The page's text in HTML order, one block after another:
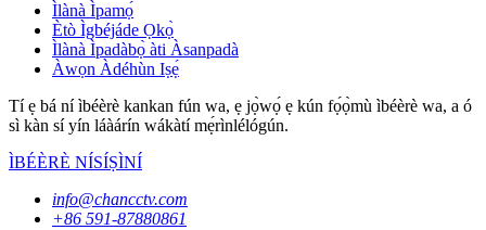
Ìlànà Ìpamọ́
Ètò Ìgbéjáde Ọkọ̀
Ìlànà Ìpadàbọ̀ àti Àsanpadà
Àwọn Àdéhùn Iṣẹ́
Tí ẹ bá ní ìbéèrè kankan fún wa, ẹ jọ̀wọ́ ẹ kún fọ́ọ̀mù ìbéèrè wa, a ó
sì kàn sí yín láàárín wákàtí mẹ́rìnlélógún.
ÌBÉÈRÈ NÍSÍṢÌNÍ
info@chancctv.com
+86 591-87880861